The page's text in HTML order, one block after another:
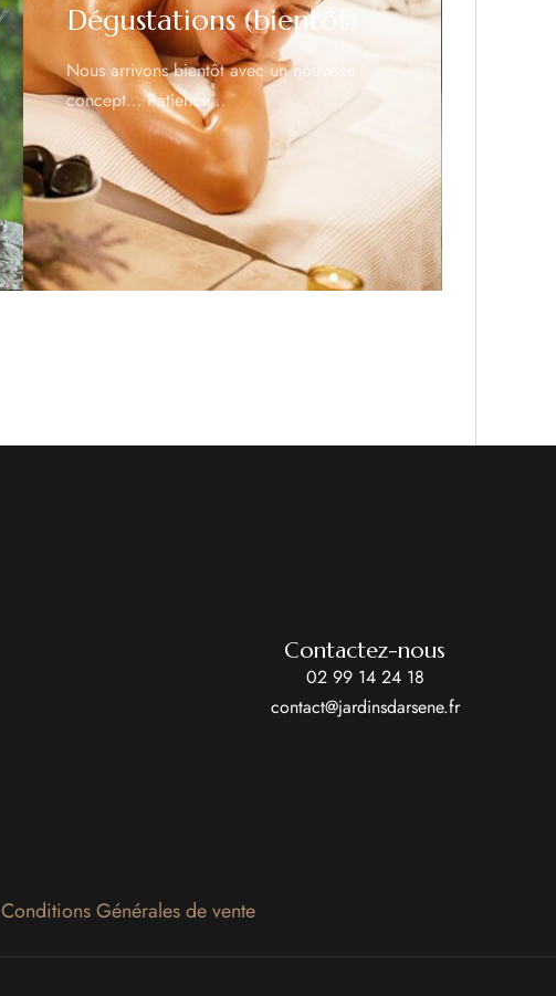
Dégustations (bientôt)
Nous arrivons bientôt avec un nouveau
concept… Patience…
Contactez-nous
02 99 14 24 18
contact@jardinsdarsene.fr
Conditions Générales de vente